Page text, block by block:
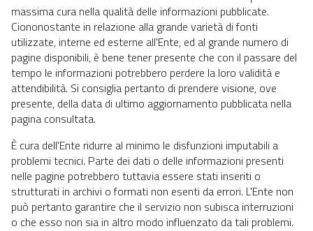
massima cura nella qualità delle informazioni pubblicate.
Ciononostante in relazione alla grande varietà di fonti
utilizzate, interne ed esterne all'Ente, ed al grande numero di
pagine disponibili, è bene tener presente che con il passare del
tempo le informazioni potrebbero perdere la loro validità e
attendibilità. Si consiglia pertanto di prendere visione, ove
presente, della data di ultimo aggiornamento pubblicata nella
pagina consultata.
È cura dell'Ente ridurre al minimo le disfunzioni imputabili a
problemi tecnici. Parte dei dati o delle informazioni presenti
nelle pagine potrebbero tuttavia essere stati inseriti o
strutturati in archivi o formati non esenti da errori. L'Ente non
può pertanto garantire che il servizio non subisca interruzioni
o che esso non sia in altro modo influenzato da tali problemi.